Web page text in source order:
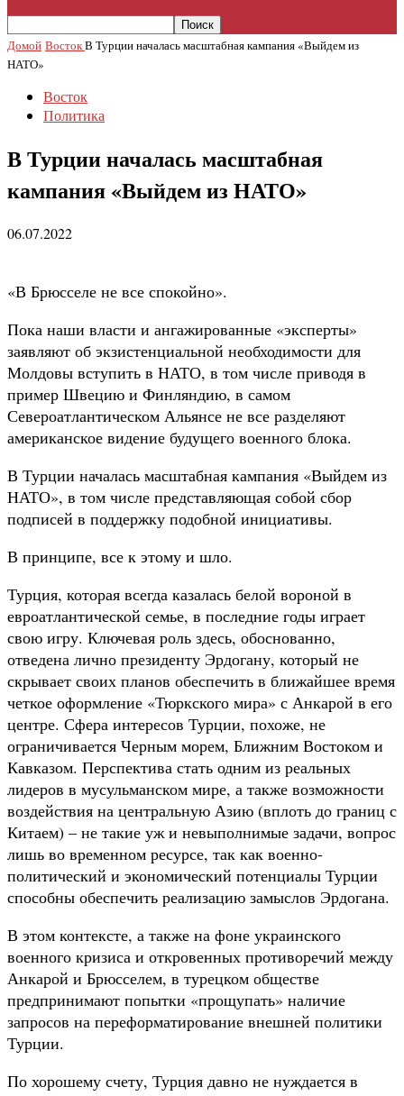
Домой ВостокВ Турции началась масштабная кампания «Выйдем из
НАТО»
Восток
Политика
В Турции началась масштабная
кампания «Выйдем из НАТО»
06.07.2022
«В Брюсселе не все спокойно».
Пока наши власти и ангажированные «эксперты»
заявляют об экзистенциальной необходимости для
Молдовы вступить в НАТО, в том числе приводя в
пример Швецию и Финляндию, в самом
Североатлантическом Альянсе не все разделяют
американское видение будущего военного блока.
В Турции началась масштабная кампания «Выйдем из
НАТО», в том числе представляющая собой сбор
подписей в поддержку подобной инициативы.
В принципе, все к этому и шло.
Турция, которая всегда казалась белой вороной в
евроатлантической семье, в последние годы играет
свою игру. Ключевая роль здесь, обоснованно,
отведена лично президенту Эрдогану, который не
скрывает своих планов обеспечить в ближайшее время
четкое оформление «Тюркского мира» с Анкарой в его
центре. Сфера интересов Турции, похоже, не
ограничивается Черным морем, Ближним Востоком и
Кавказом. Перспектива стать одним из реальных
лидеров в мусульманском мире, а также возможности
воздействия на центральную Азию (вплоть до границ с
Китаем) – не такие уж и невыполнимые задачи, вопрос
лишь во временном ресурсе, так как военно-
политический и экономический потенциалы Турции
способны обеспечить реализацию замыслов Эрдогана.
В этом контексте, а также на фоне украинского
военного кризиса и откровенных противоречий между
Анкарой и Брюсселем, в турецком обществе
предпринимают попытки «прощупать» наличие
запросов на переформатирование внешней политики
Турции.
По хорошему счету, Турция давно не нуждается в